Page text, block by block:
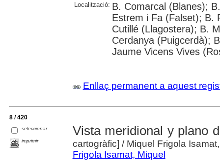
Localització: B. Comarcal (Blanes);
Estrem i Fa (Falset); B.
Cutillé (Llagostera); B.
Cerdanya (Puigcerdà);
Jaume Vicens Vives
Enllaç permanent a aquest
8 / 420
seleccionar
imprimir
Vista meridional y plano
cartogràfic] / Miquel Frigola
Frigola Isamat, Miquel